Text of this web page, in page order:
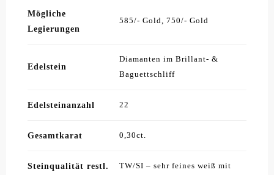
Mögliche
Legierungen
585/- Gold, 750/- Gold
Edelstein
Diamanten im Brillant- &
Baguettschliff
Edelsteinanzahl 22
Gesamtkarat 0,30ct.
Steinqualität restl.
TW/SI – sehr feines weiß mit